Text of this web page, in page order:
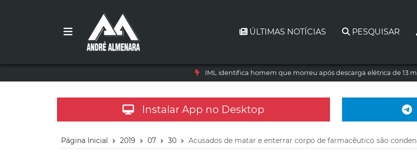
ÚLTIMAS NOTÍCIAS PESQUISAR
IML identifica homem que morreu após descarga elétrica de 13
Instalar App no Desktop
Página Inicial 2019 07 30 Acusados de matar e enterrar corpo de farmacêutico são